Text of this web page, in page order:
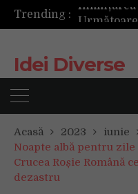
Trending :
Idei Diverse
Acasă 2023 iunie
Noapte albă pentru
Crucea Roșie Română
dezastru